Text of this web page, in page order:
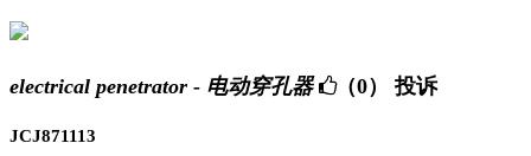
electrical penetrator - 电动穿孔器 （0） 投诉
JCJ871113